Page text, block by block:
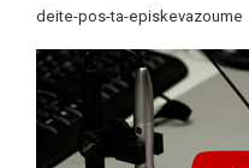
deite-pos-ta-episkevazoume